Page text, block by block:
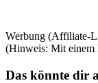
Werbung (Affiliate-
(Hinweis: Mit einem
Das könnte dir